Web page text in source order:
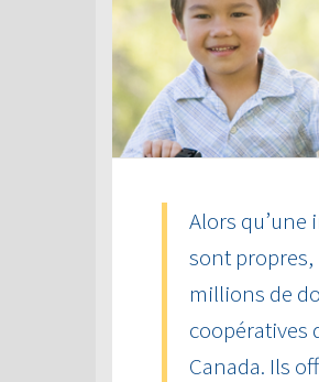
Alors
sont
millions de
coopératives
Canada. Ils